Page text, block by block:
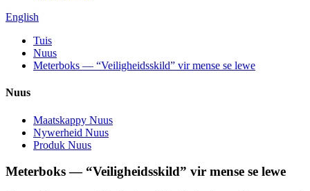
English
Tuis
Nuus
Meterboks — “Veiligheidsskild” vir mense se lewe
Nuus
Maatskappy Nuus
Nywerheid Nuus
Produk Nuus
Meterboks — “Veiligheidsskild” vir mense se lewe